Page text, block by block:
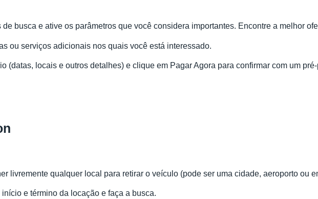
de busca e ative os parâmetros que você considera importantes. Encontre a melhor
ou serviços adicionais nos quais você está interessado.
(datas, locais e outros detalhes) e clique em Pagar Agora para confirmar com um
livremente qualquer local para retirar o veículo (pode ser uma cidade, aeroporto ou
início e término da locação e faça a busca.